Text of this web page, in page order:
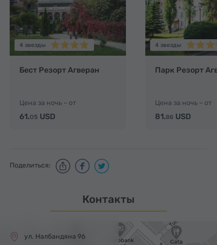
4 звезды
Бест Резорт Агверан
Цена за ночь – от
61.05 USD
4 звезды
Парк Резорт
Цена за ночь – от
81.86 USD
Поделиться:
Контакты
ул. Налбандяна 96